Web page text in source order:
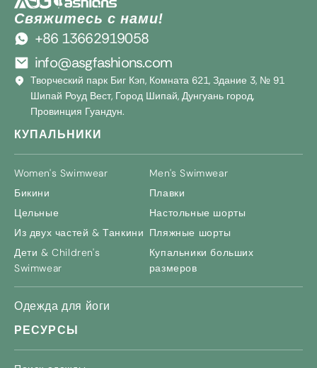
Свяжитесь с нами!
+86 13662919058
info@asgfashions.com
Творческий парк Биг Кэп, Комната 621, Здание 3, № 91
Шипай Роуд Вест, Город Шипай, Дунгуань город,
Провинция Гуандун.
КУПАЛЬНИКИ
Women's Swimwear
Бикини
Цельные
Из двух частей & Танкини
Дети &Children's
Swimwear
Men's Swimwear
Плавки
Настольные шорты
Пляжные шорты
Купальники больших
размеров
Одежда для йоги
РЕСУРСЫ